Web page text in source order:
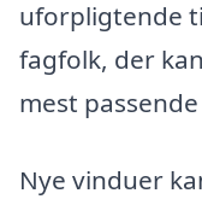
uforpligtende
fagfolk, der
mest
Nye vinduer